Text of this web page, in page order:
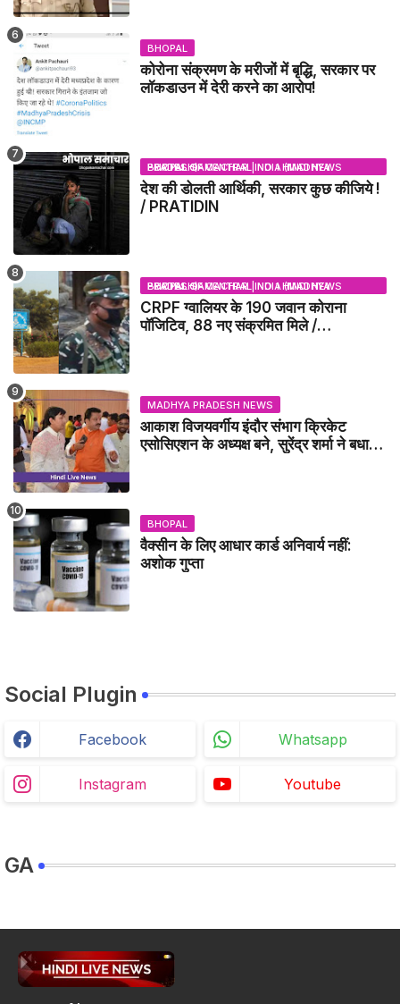
BHOPAL
कोरोना संक्रमण के मरीजों में बृद्धि, सरकार पर
लॉकडाउन में देरी करने का आरोप!
BHOPAL SAMACHAR | NO 1 HINDI NEWS PORTAL OF CENTRAL INDIA (MADHYA PRADESH)
देश की डोलती आर्थिकी, सरकार कुछ कीजिये !
/ PRATIDIN
BHOPAL SAMACHAR | NO 1 HINDI NEWS PORTAL OF CENTRAL INDIA (MADHYA PRADESH)
CRPF ग्वालियर के 190 जवान कोराना
पॉजिटिव, 88 नए संक्रमित मिले /
MADHYA PRADESH NEWS
आकाश विजयवर्गीय इंदौर संभाग क्रिकेट
एसोसिएशन के अध्यक्ष बने, सुरेंद्र शर्मा ने बधाई
BHOPAL
वैक्सीन के लिए आधार कार्ड अनिवार्य नहीं:
अशोक गुप्ता
Social Plugin
Facebook Whatsapp
Instagram Youtube
GA